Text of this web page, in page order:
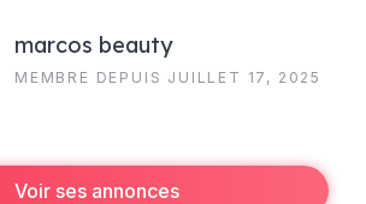
marcos beauty
MEMBRE DEPUIS JUILLET 17, 2025
Voir ses annonces